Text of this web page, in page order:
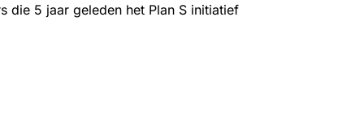
die 5 jaar geleden het Plan S initiatief
pagina
pagina